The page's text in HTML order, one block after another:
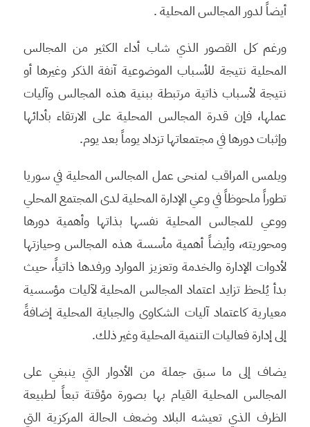
أيضاً لدور المجالس المحلية .
ورغم كل القصور الذي شاب أداء الكثير من المجالس
المحلية نتيجة للأسباب الموضوعية آنفة الذكر وغيرها أو
نتيجة لأسباب ذاتية مرتبطة ببنية هذه المجالس وآليات
عملها، فإن قدرة المجالس المحلية على الارتقاء بأدائها
وإثبات دورها في مجتمعاتها تزداد يوماً بعد يوم.
ويلمس المراقب لمنحى عمل المجالس المحلية في سوريا
تطوراً ملحوظاً في وعي الإدارة المحلية لدى المجتمع المحلي
ووعي للمجالس المحلية نفسها بذاتها وأهمية دورها
ومحوريته، وأيضاً أهمية مأسسة هذه المجالس وحيازتها
لأدوات الإدارة والخدمة وتعزيز الموارد ورفدها ذاتياً، حيث
بدأ يُلحظ تزايد اعتماد المجالس المحلية لآليات مؤسسية
معيارية كاعتماد آليات الشكاوى والجباية المحلية إضافةً
إلى إدارة فعاليات التنمية المحلية وغير ذلك.
يضاف إلى ما سبق جملة من الأدوار التي ينبغي على
المجالس المحلية القيام بها بصورة مؤقتة تبعاً لطبيعة
الظرف الذي تعيشه البلاد وضعف الحالة المركزية التي